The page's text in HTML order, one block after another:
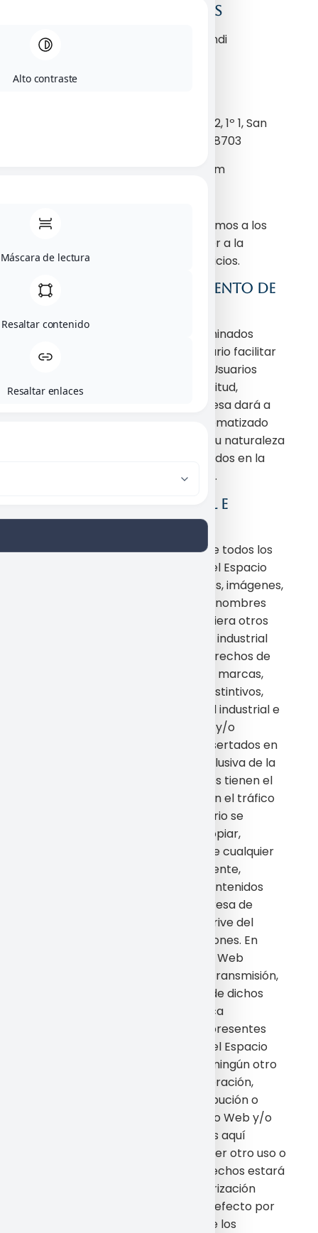
1. DATOS IDENTIFICATIVOS
Denominación social: Fabrizio Landi
Domicilio: calle Juan de Herrera 12, 1º 1, San
Sebastián de los Reyes, Madrid, 28703
e-mail: dr.fabriziolandi@gmail.com
A través del Sitio Web, les ofrecemos a los
Usuarios la posibilidad de acceder a la
información sobre nuestros servicios.
3. PRIVACIDAD Y TRATAMIENTO DE
Cuando para el acceso a determinados
contenidos o servicio sea necesario facilitar
datos de carácter personal, los Usuarios
garantizarán su veracidad, exactitud,
autenticidad y vigencia. La empresa dará a
dichos datos el tratamiento automatizado
que corresponda en función de su naturaleza
o finalidad, en los términos indicados en la
sección de Política de Privacidad.
4. PROPIEDAD INDUSTRIAL E
INTELECTUAL
El Usuario reconoce y acepta que todos los
contenidos que se muestran en el Espacio
Web y en especial, diseños, textos, imágenes,
logos, iconos, botones, software, nombres
comerciales, marcas, o cualesquiera otros
signos susceptibles de utilización industrial
y/o comercial están sujetos a derechos de
Propiedad Intelectual y todas las marcas,
nombres comerciales o signos distintivos,
todos los derechos de propiedad industrial e
intelectual, sobre los contenidos y/o
cualesquiera otros elementos insertados en
el página, que son propiedad exclusiva de la
empresa y/o de terceros, quienes tienen el
derecho exclusivo de utilizarlos en el tráfico
económico. Por todo ello el Usuario se
compromete a no reproducir, copiar,
distribuir, poner a disposición o de cualquier
otra forma comunicar públicamente,
transformar o modificar tales contenidos
manteniendo indemne a la empresa de
cualquier reclamación que se derive del
incumplimiento de tales obligaciones. En
ningún caso el acceso al Espacio Web
implica ningún tipo de renuncia, transmisión,
licencia o cesión total ni parcial de dichos
derechos, salvo que se establezca
expresamente lo contrario. Las presentes
Condiciones Generales de Uso del Espacio
Web no confieren a los Usuarios ningún otro
derecho de utilización, RRHH, alteración,
explotación, reproducción, distribución o
comunicación pública del Espacio Web y/o
de sus Contenidos distintos de los aquí
expresamente previstos. Cualquier otro uso o
explotación de cualesquiera derechos estará
sujeto a la previa y expresa autorización
específicamente otorgada a tal efecto por
la empresa o el tercero titular de los
Alto contraste
Máscara de lectura
Resaltar contenido
Resaltar enlaces